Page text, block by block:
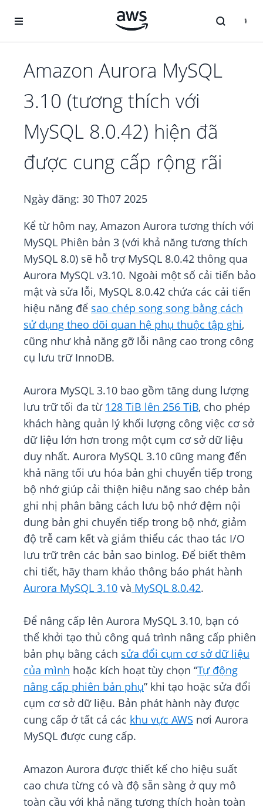
Amazon Aurora MySQL
3.10 (tương thích với
MySQL 8.0.42) hiện đã
được cung cấp rộng rãi
Ngày đăng: 30 Th07 2025
Kể từ hôm nay, Amazon Aurora tương thích với
MySQL Phiên bản 3 (với khả năng tương thích
MySQL 8.0) sẽ hỗ trợ MySQL 8.0.42 thông qua
Aurora MySQL v3.10. Ngoài một số cải tiến bảo
mật và sửa lỗi, MySQL 8.0.42 chứa các cải tiến
hiệu năng để sao chép song song bằng cách
sử dụng theo dõi quan hệ phụ thuộc tập ghi,
cũng như khả năng gỡ lỗi nâng cao trong công
cụ lưu trữ InnoDB.
Aurora MySQL 3.10 bao gồm tăng dung lượng
lưu trữ tối đa từ 128 TiB lên 256 TiB, cho phép
khách hàng quản lý khối lượng công việc cơ sở
dữ liệu lớn hơn trong một cụm cơ sở dữ liệu
duy nhất. Aurora MySQL 3.10 cũng mang đến
khả năng tối ưu hóa bản ghi chuyển tiếp trong
bộ nhớ giúp cải thiện hiệu năng sao chép bản
ghi nhị phân bằng cách lưu bộ nhớ đệm nội
dung bản ghi chuyển tiếp trong bộ nhớ, giảm
độ trễ cam kết và giảm thiểu các thao tác I/O
lưu trữ trên các bản sao binlog. Để biết thêm
chi tiết, hãy tham khảo thông báo phát hành
Aurora MySQL 3.10 và MySQL 8.0.42.
Để nâng cấp lên Aurora MySQL 3.10, bạn có
thể khởi tạo thủ công quá trình nâng cấp phiên
bản phụ bằng cách sửa đổi cụm cơ sở dữ liệu
của mình hoặc kích hoạt tùy chọn “Tự động
nâng cấp phiên bản phụ” khi tạo hoặc sửa đổi
cụm cơ sở dữ liệu. Bản phát hành này được
cung cấp ở tất cả các khu vực AWS nơi Aurora
MySQL được cung cấp.
Amazon Aurora được thiết kế cho hiệu suất
cao chưa từng có và độ sẵn sàng ở quy mô
toàn cầu với khả năng tương thích hoàn toàn